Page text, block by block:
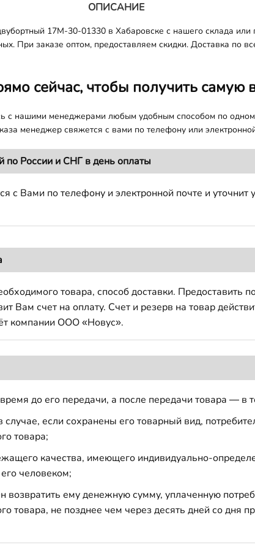
ОПИСАНИЕ
17M-30-01330 в Хабаровске с нашего склада
При заказе оптом, предоставляем скидки. Доставка по
сейчас, чтобы получить самую
с нашими менеджерами любым удобным способом по
менеджер свяжется с вами по телефону или
по России и СНГ в день оплаты
с Вами по телефону и электронной почте и уточнит
товара, способ доставки.
счет на оплату. Счет и резерв на товар
компании ООО «Новус».
до его передачи, а после передачи товара — в
если сохранены его товарный вид,
товара;
качества, имеющего индивидуально-
человеком;
возвратить ему денежную сумму, уплаченную
товара, не позднее чем через десять дней со дня